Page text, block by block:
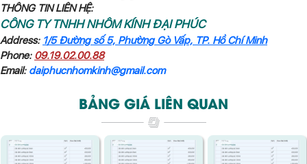
THÔNG TIN LIÊN HỆ:
CÔNG TY TNHH NHÔM KÍNH ĐẠI PHÚC
Address: 1/5 Đường số 5, Phường Gò Vấp, TP. Hồ Chí Minh
Phone: 09.19.02.00.88
Email: daiphucnhomkinh@gmail.com
BẢNG GIÁ LIÊN QUAN